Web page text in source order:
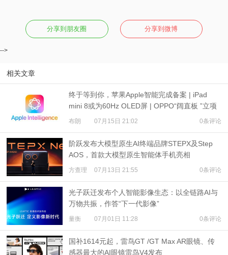
分享到朋友圈 分享到微博
-->
相关文章
终于等到你，苹果Apple智能完成备案 | iPad
mini 8或为60Hz OLED屏 | OPPO“阔直板 ”立项
布朗 07月15日 21:02 0条评论
阶跃发布大模型原生AI终端品牌STEPX及Step
AOS，首款大模型原生智能体手机亮相
方查理 07月13日 21:55 0条评论
光子跃迁发布个人智能影像生态：以全链路AI与
万物共振，作答“下一代影像”
量衡 07月01日 11:28 0条评论
国补1614元起，雷鸟GT /GT Max AR眼镜、传
感器最大的AI眼镜雷鸟V4发布